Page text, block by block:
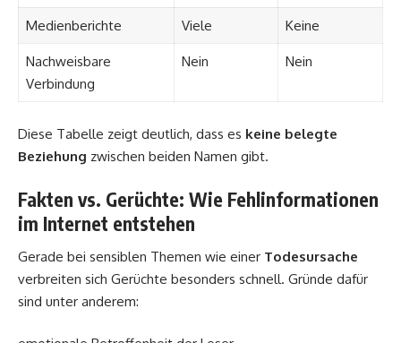
Medienberichte Viele Keine
Nachweisbare
Verbindung
Nein Nein
Diese Tabelle zeigt deutlich, dass es keine belegte
Beziehung zwischen beiden Namen gibt.
Fakten vs. Gerüchte: Wie Fehlinformationen
im Internet entstehen
Gerade bei sensiblen Themen wie einer Todesursache
verbreiten sich Gerüchte besonders schnell. Gründe dafür
sind unter anderem: